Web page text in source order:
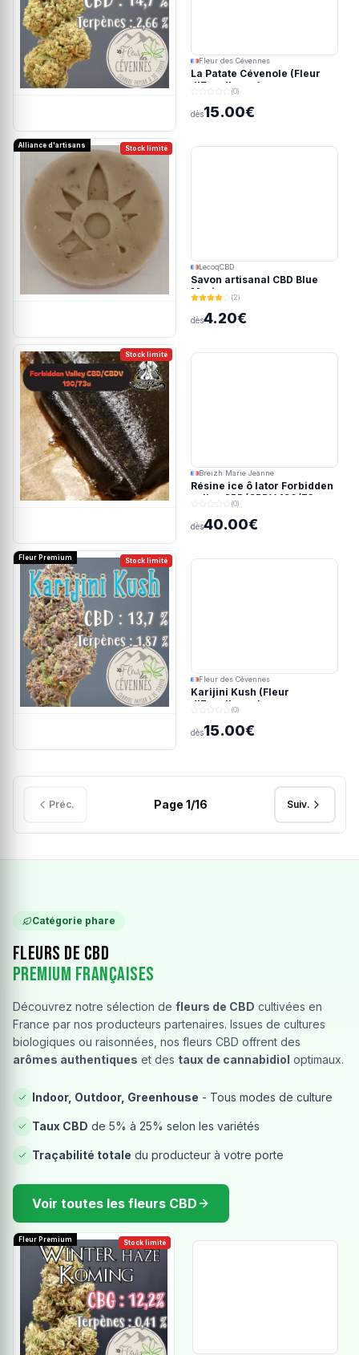
Fleur des Cévennes
La Patate Cévenole (Fleur
d'Excellence)
(0)
dès15.00€
Stock limité
Alliance d'artisans
LecoqCBD
Savon artisanal CBD Blue
Meringue
(2)
dès4.20€
Stock limité
Breizh Marie Jeanne
Résine ice ô lator Forbidden
valley CBD/CBDV 190/73u
(0)
dès40.00€
Stock limité
Fleur Premium
Fleur des Cévennes
Karijini Kush (Fleur
d'Excellence)
(0)
dès15.00€
Préc. Page 1/16 Suiv.
Catégorie phare
Fleurs de CBD
Premium Françaises
Découvrez notre sélection de fleurs de CBD cultivées en
France par nos producteurs partenaires. Issues de cultures
biologiques ou raisonnées, nos fleurs CBD offrent des
arômes authentiques et des taux de cannabidiol optimaux.
Indoor, Outdoor, Greenhouse - Tous modes de culture
Taux CBD de 5% à 25% selon les variétés
Traçabilité totale du producteur à votre porte
Voir toutes les fleurs CBD
Stock limité
Fleur Premium